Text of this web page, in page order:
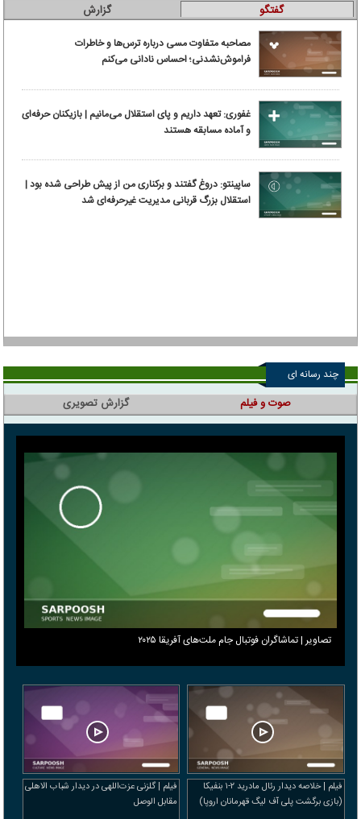
گفتگو گزارش
مصاحبه متفاوت مسی درباره ترس‌ها و خاطرات
فراموش‌نشدنی؛ احساس نادانی می‌کنم
غفوری: تعهد داریم و پای استقلال می‌مانیم | بازیکنان حرفه‌ای
و آماده مسابقه هستند
ساپینتو: دروغ گفتند و برکناری من از پیش طراحی شده بود |
استقلال بزرگ قربانی مدیریت غیرحرفه‌ای شد
چند رسانه ای
صوت و فیلم
تصاویر | تماشاگران فوتبال جام ملت‌های آفریقا ۲۰۲۵
فیلم | خلاصه دیدار رئال مادرید ۲-۱ بنفیکا
(بازی برگشت پلی آف لیگ قهرمانان اروپا)
فیلم | گلزنی عزت‌اللهی در دیدار شباب الاهلی
مقابل الوصل
گزارش تصویری